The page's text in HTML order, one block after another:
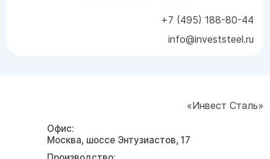
+7 (495) 188-80-44
info@investsteel.ru
«Инвест Сталь»
Офис:
Москва, шоссе Энтузиастов, 17